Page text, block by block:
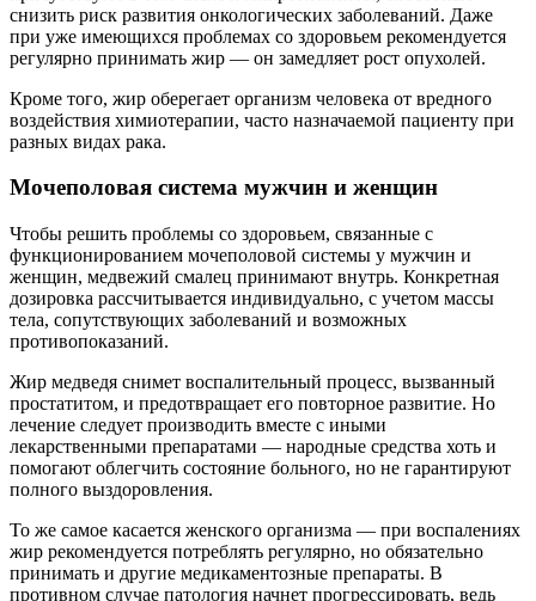
снизить риск развития онкологических заболеваний. Даже
при уже имеющихся проблемах со здоровьем рекомендуется
регулярно принимать жир — он замедляет рост опухолей.
Кроме того, жир оберегает организм человека от вредного
воздействия химиотерапии, часто назначаемой пациенту при
разных видах рака.
Мочеполовая система мужчин и женщин
Чтобы решить проблемы со здоровьем, связанные с
функционированием мочеполовой системы у мужчин и
женщин, медвежий смалец принимают внутрь. Конкретная
дозировка рассчитывается индивидуально, с учетом массы
тела, сопутствующих заболеваний и возможных
противопоказаний.
Жир медведя снимет воспалительный процесс, вызванный
простатитом, и предотвращает его повторное развитие. Но
лечение следует производить вместе с иными
лекарственными препаратами — народные средства хоть и
помогают облегчить состояние больного, но не гарантируют
полного выздоровления.
То же самое касается женского организма — при воспалениях
жир рекомендуется потреблять регулярно, но обязательно
принимать и другие медикаментозные препараты. В
противном случае патология начнет прогрессировать, ведь